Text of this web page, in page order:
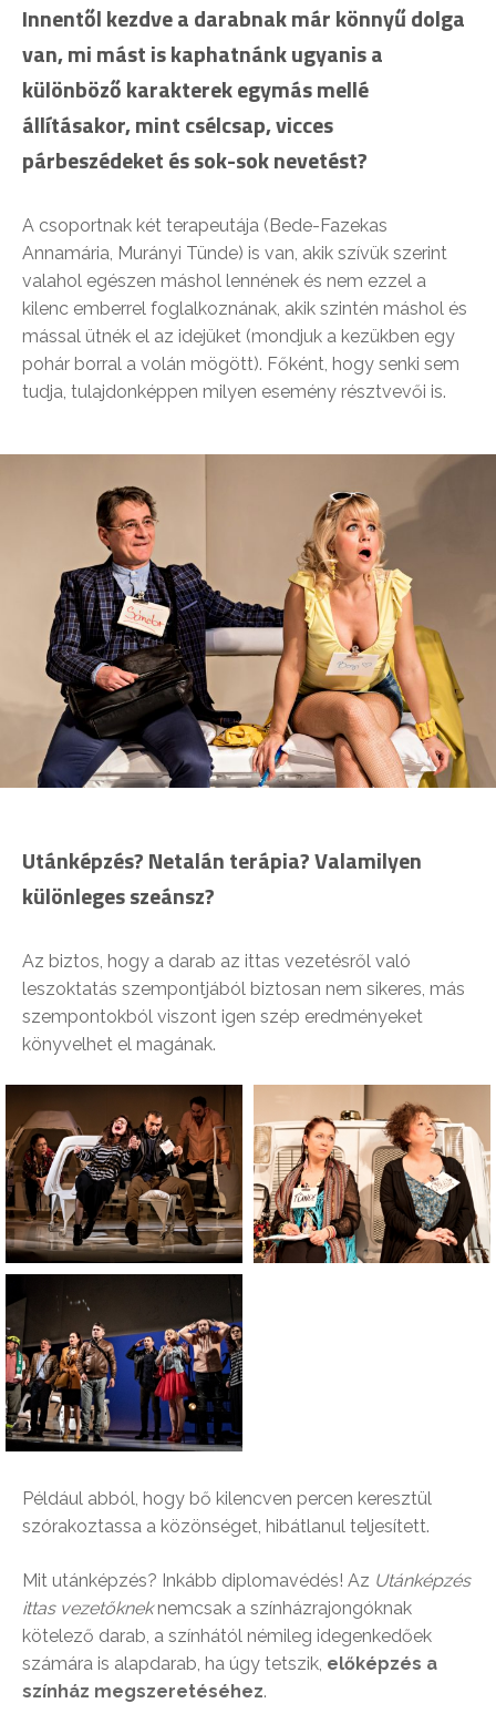
Innentől kezdve a darabnak már könnyű dolga
van, mi mást is kaphatnánk ugyanis a
különböző karakterek egymás mellé
állításakor, mint csélcsap, vicces
párbeszédeket és sok-sok nevetést?
A csoportnak két terapeutája (Bede-Fazekas
Annamária, Murányi Tünde) is van, akik szívük szerint
valahol egészen máshol lennének és nem ezzel a
kilenc emberrel foglalkoznának, akik szintén máshol és
mással ütnék el az idejüket (mondjuk a kezükben egy
pohár borral a volán mögött). Főként, hogy senki sem
tudja, tulajdonképpen milyen esemény résztvevői is.
Utánképzés? Netalán terápia? Valamilyen
különleges szeánsz?
Az biztos, hogy a darab az ittas vezetésről való
leszoktatás szempontjából biztosan nem sikeres, más
szempontokból viszont igen szép eredményeket
könyvelhet el magának.
Például abból, hogy bő kilencven percen keresztül
szórakoztassa a közönséget, hibátlanul teljesített.
Mit utánképzés? Inkább diplomavédés! Az Utánképzés
ittas vezetőkneknemcsak a színházrajongóknak
kötelező darab, a színhától némileg idegenkedőek
számára is alapdarab, ha úgy tetszik, előképzés a
színház megszeretéséhez.